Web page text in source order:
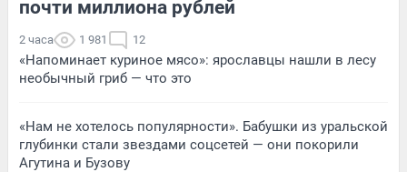
почти миллиона рублей
2 часа 1 981 12
«Напоминает куриное мясо»: ярославцы нашли в лесу
необычный гриб — что это
«Нам не хотелось популярности». Бабушки из уральской
глубинки стали звездами соцсетей — они покорили
Агутина и Бузову